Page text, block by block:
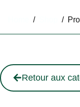
/ /
Retour aux